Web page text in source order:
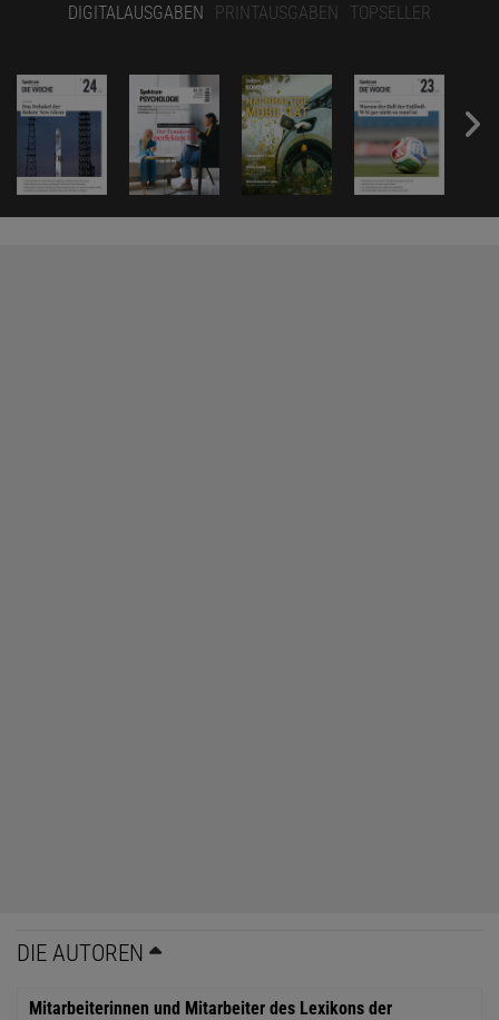
DIGITALAUSGABEN PRINTAUSGABEN TOPSELLER
DIE AUTOREN
Mitarbeiterinnen und Mitarbeiter des Lexikons der